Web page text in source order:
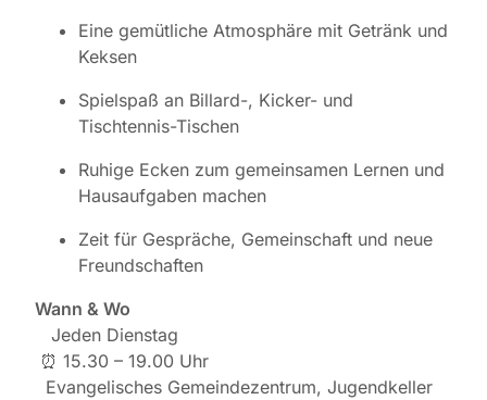
Eine gemütliche Atmosphäre mit Getränk und
Keksen
Spielspaß an Billard-, Kicker- und
Tischtennis-Tischen
Ruhige Ecken zum gemeinsamen Lernen und
Hausaufgaben machen
Zeit für Gespräche, Gemeinschaft und neue
Freundschaften
Wann & Wo
️ Jeden Dienstag
⏰ 15.30 – 19.00 Uhr
Evangelisches Gemeindezentrum, Jugendkeller